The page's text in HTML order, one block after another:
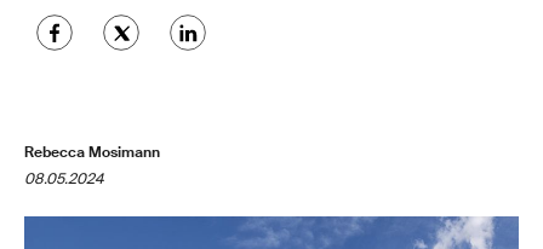
Rebecca Mosimann
08.05.2024